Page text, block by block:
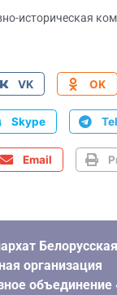
историческая
VK OK
Skype
Email
организация
объединение